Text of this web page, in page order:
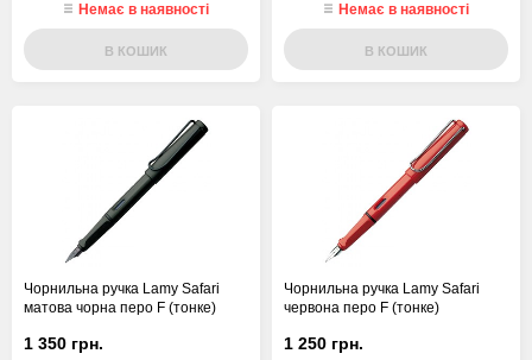
Немає в наявності
В КОШИК
Немає в наявності
В КОШИК
Чорнильна ручка Lamy Safari
матова чорна перо F (тонке)
1 350 грн.
Чорнильна ручка Lamy Safari
червона перо F (тонке)
1 250 грн.